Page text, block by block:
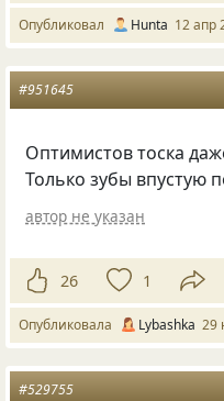
Опубликовал Hunta 12 апр
#951645
Оптимистов тоска
Только зубы впустую
автор не указан
26 1
Опубликовала Lybashka 29
#529755